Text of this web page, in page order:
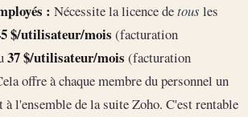
: Nécessite la licence detous les
$/utilisateur/mois (facturation
37 $/utilisateur/mois (facturation
offre à chaque membre du personnel un
à l'ensemble de la suite Zoho. C'est rentable